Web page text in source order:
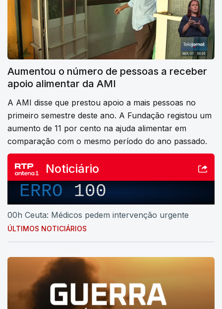
Aumentou o número de pessoas a receber
apoio alimentar da AMI
A AMI disse que prestou apoio a mais pessoas no
primeiro semestre deste ano. A Fundação registou um
aumento de 11 por cento na ajuda alimentar em
comparação com o mesmo período do ano passado.
Noticiário
ERRO 100
00h Ceuta: Médicos pedem intervenção urgente
ÚLTIMOS NOTICIÁRIOS